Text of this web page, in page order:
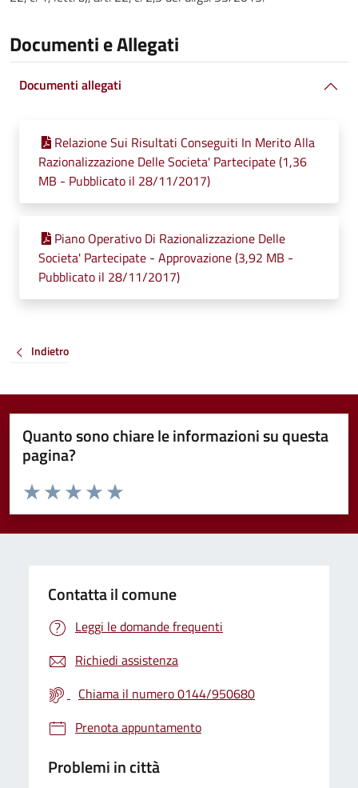
Documenti e Allegati
Documenti allegati
Relazione Sui Risultati Conseguiti In Merito Alla
Razionalizzazione Delle Societa' Partecipate (1,36
MB - Pubblicato il 28/11/2017)
Piano Operativo Di Razionalizzazione Delle
Societa' Partecipate - Approvazione (3,92 MB -
Pubblicato il 28/11/2017)
Indietro
Quanto sono chiare le informazioni su questa
pagina?
Valuta da 1 a 5 stelle la pagina
Valuta 5 stelle su 5
Valuta 4 stelle su 5
Valuta 3 stelle su 5
Valuta 2 stelle su 5
Valuta 1 stelle su 5
Contatta il comune
Leggi le domande frequenti
Richiedi assistenza
Chiama il numero 0144/950680
Prenota appuntamento
Problemi in città